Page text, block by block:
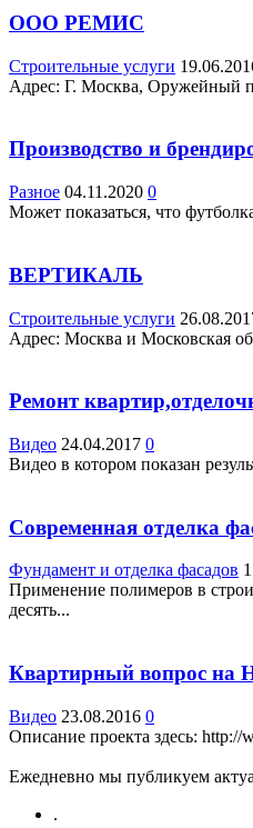
ООО РЕМИС
Строительные услуги
Адрес: Г. Москва, Оружейный
Производство и
Разное 04.11.2020 0
Может показаться, что
ВЕРТИКАЛЬ
Строительные услуги
Адрес: Москва и Московская
Ремонт
Видео 24.04.2017 0
Видео в котором показан
Современная отделка
Фундамент и отделка фасадов
Применение полимеров в
десять...
Квартирный вопрос на
Видео 23.08.2016 0
Описание проекта здесь: http://
Ежедневно мы публикуем
.